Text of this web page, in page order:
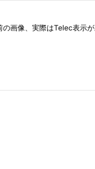
画像、実際はTelec表示が